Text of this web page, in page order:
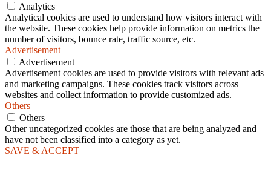
Analytics
Analytical cookies are used to understand how visitors interact with
the website. These cookies help provide information on metrics the
number of visitors, bounce rate, traffic source, etc.
Advertisement
Advertisement
Advertisement cookies are used to provide visitors with relevant ads
and marketing campaigns. These cookies track visitors across
websites and collect information to provide customized ads.
Others
Others
Other uncategorized cookies are those that are being analyzed and
have not been classified into a category as yet.
SAVE & ACCEPT